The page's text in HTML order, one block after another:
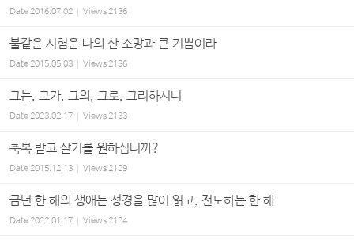
Date2016.07.02 Views2136
불같은 시험은 나의 산 소망과 큰 기쁨이라
Date2015.05.03 Views2136
그는, 그가, 그의, 그로, 그리하시니
Date2023.02.17 Views2133
축복 받고 살기를 원하십니까?
Date2015.12.13 Views2129
금년 한 해의 생애는 성경을 많이 읽고, 전도하는 한 해
Date2022.01.17 Views2124